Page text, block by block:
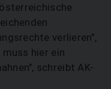
verlieren",
hier ein
schreibt AK-